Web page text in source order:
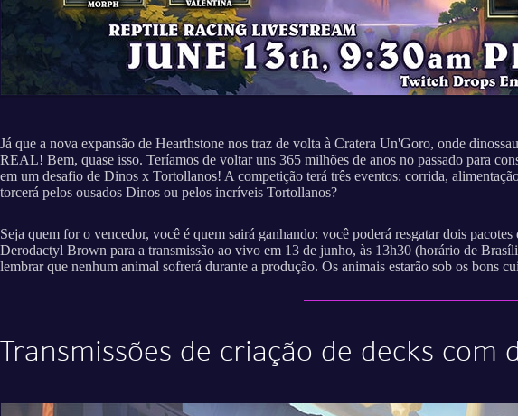
Já que a nova expansão de Hearthstone nos traz de volta à Cratera Un'Goro, onde
REAL! Bem, quase isso. Teríamos de voltar uns 365 milhões de anos no passado para
em um desafio de Dinos x Tortollanos! A competição terá três eventos: corrida,
torcerá pelos ousados Dinos ou pelos incríveis Tortollanos?
Seja quem for o vencedor, você é quem sairá ganhando: você poderá resgatar dois
Derodactyl Brown para a transmissão ao vivo em 13 de junho, às 13h30 (horário de
lembrar que nenhum animal sofrerá durante a produção. Os animais estarão sob os bons
Transmissões de criação de decks com